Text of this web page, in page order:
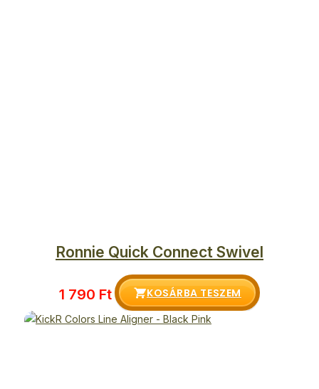
Ronnie Quick Connect Swivel
1 790 Ft KOSÁRBA TESZEM